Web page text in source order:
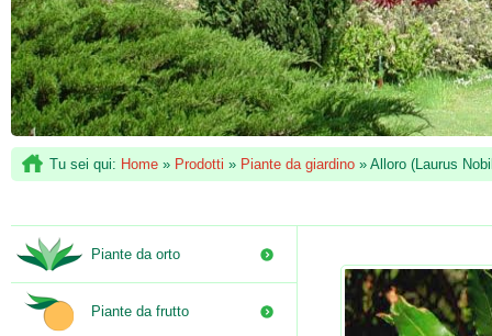
Tu sei qui: Home » Prodotti » Piante da giardino » Alloro (Laurus
Piante da orto
Piante da frutto